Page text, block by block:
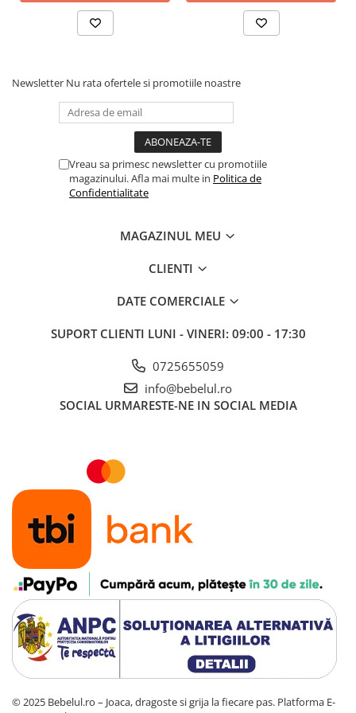
Newsletter Nu rata ofertele si promotiile noastre
Vreau sa primesc newsletter cu promotiile
magazinului. Afla mai multe in Politica de
Confidentialitate
MAGAZINUL MEU
CLIENTI
DATE COMERCIALE
SUPORT CLIENTI LUNI - VINERI: 09:00 - 17:30
0725655059
info@bebelul.ro
SOCIAL URMARESTE-NE IN SOCIAL MEDIA
© 2025 Bebelul.ro – Joaca, dragoste si grija la fiecare pas. Platforma E-